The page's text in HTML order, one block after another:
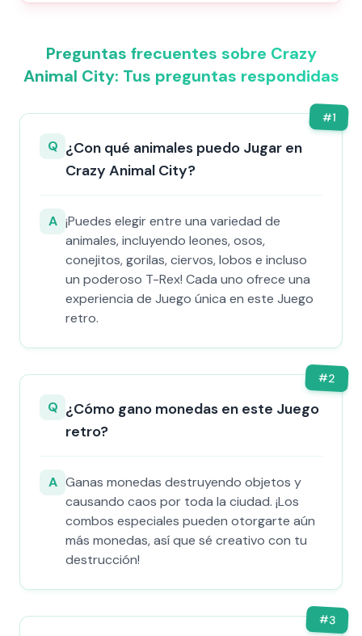
Preguntas frecuentes sobre Crazy
Animal City: Tus preguntas respondidas
#1
Q ¿Con qué animales puedo Jugar en
Crazy Animal City?
A ¡Puedes elegir entre una variedad de
animales, incluyendo leones, osos,
conejitos, gorilas, ciervos, lobos e incluso
un poderoso T-Rex! Cada uno ofrece una
experiencia de Juego única en este Juego
retro.
#2
Q ¿Cómo gano monedas en este Juego
retro?
A Ganas monedas destruyendo objetos y
causando caos por toda la ciudad. ¡Los
combos especiales pueden otorgarte aún
más monedas, así que sé creativo con tu
destrucción!
#3